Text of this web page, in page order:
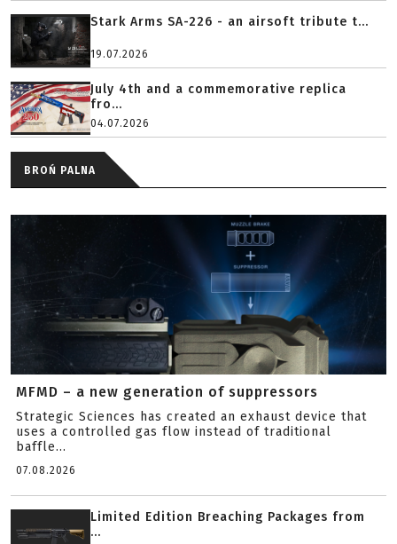
Stark Arms SA-226 - an airsoft tribute t...
19.07.2026
July 4th and a commemorative replica
fro...
04.07.2026
BROŃ PALNA
MFMD – a new generation of suppressors
Strategic Sciences has created an exhaust device that
uses a controlled gas flow instead of traditional
baffle...
07.08.2026
Limited Edition Breaching Packages from
...